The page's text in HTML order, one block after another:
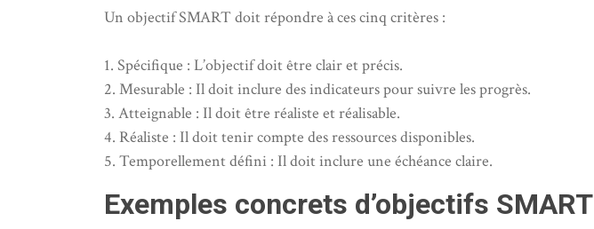
Un objectif SMART doit répondre à ces cinq critères :
1. Spécifique : L’objectif doit être clair et précis.
2. Mesurable : Il doit inclure des indicateurs pour suivre les progrès.
3. Atteignable : Il doit être réaliste et réalisable.
4. Réaliste : Il doit tenir compte des ressources disponibles.
5. Temporellement défini : Il doit inclure une échéance claire.
Exemples concrets d’objectifs SMART